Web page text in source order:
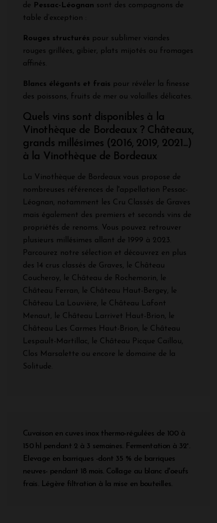
de
Pessac-Léognan sont des compagnons de
table d’exception :
Rouges structurés pour sublimer viandes
rouges grillées, gibier, plats mijotés ou fromages
affinés.
Blancs élégants et frais pour révéler la finesse
des poissons, fruits de mer ou volailles délicates.
Quels vins sont disponibles à la
Vinothèque de Bordeaux ? Châteaux,
grands millésimes (2016, 2019, 2021...)
à la Vinothèque de Bordeaux
La Vinothèque de Bordeaux vous propose de
nombreuses références de l'appellation Pessac-
Léognan, notamment les Cru Classés de Graves
mais également des premiers et seconds vins de
propriétés de renoms. Vous pouvez retrouver
plusieurs millésimes allant de 1999 à 2023.
Parcourez notre sélection et découvrez en plus
des 14 crus classés de Graves, le Château
Coucheroy, le Château de Rochemorin, le
Château Ferran, le Château Haut-Bergey, le
Château La Louvière, le Château Lafont
Menaut, le Château Larrivet Haut-Brion, le
Château Les Carmes Haut-Brion, le Château
Lespault-Martillac, le Château Picque Caillou,
Clos Marsalette ou encore le domaine de la
Solitude.
Cuvaison en cuves inox thermo-régulées de 100 à
150 hl pendant 2 à 3 semaines. Fermentation à 32°.
Elevage en barriques -dont 35 % de barriques
neuves- pendant 18 mois. Collage au blanc d'oeufs
frais. Légère filtration à la mise en bouteilles.